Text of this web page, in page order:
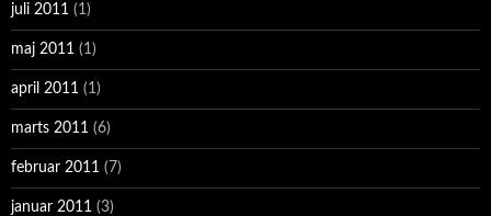
juli 2011 (1)
maj 2011 (1)
april 2011 (1)
marts 2011 (6)
februar 2011 (7)
januar 2011 (3)